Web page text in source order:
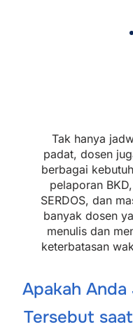
Tak hanya
padat, dosen
berbagai
pelaporan
SERDOS, dan
banyak dosen
menulis dan
keterbatasan
Apakah
Tersebut